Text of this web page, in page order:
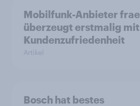
Mobilfunk-Anbieter
überzeugt erstmalig
Kundenzufriedenheit
Artikel
Bosch hat bestes